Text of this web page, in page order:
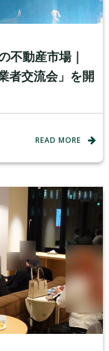
不動産市場｜
者交流会」を開
READ MORE